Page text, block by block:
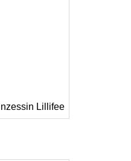
Lillifee